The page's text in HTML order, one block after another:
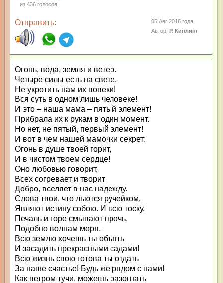
из 436 голосов
Отправить:
05 Авг 2016 года
Автор:Р. Киплинг
Огонь, вода, земля и ветер.
Четыре силы есть на свете.
Не укротить нам их вовеки!
Вся суть в одном лишь человеке!
И это – наша мама – пятый элемент!
Прибрала их к рукам в один момент.
Но нет, не пятый, первый элемент!
И вот в чем нашей мамочки секрет:
Огонь в душе твоей горит,
И в чистом твоем сердце!
Оно любовью говорит,
Всех согревает и творит
Добро, вселяет в нас надежду.
Слова твои, что льются ручейком,
Являют истину собою. И всю тоску,
Печаль и горе смывают прочь,
Подобно волнам моря.
Всю землю хочешь ты объять
И засадить прекрасными садами!
Всю жизнь свою готова ты отдать
За наше счастье! Будь же рядом с нами!
Как ветром тучи, можешь разогнать